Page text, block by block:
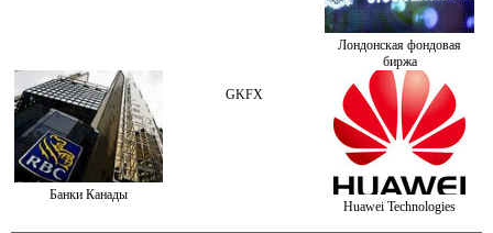
Лондонская фондовая
биржа
Банки Канады
GKFX
Huawei Technologies